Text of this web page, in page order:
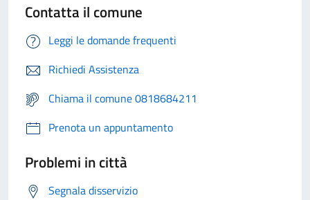
Contatta il comune
Leggi le domande frequenti
Richiedi Assistenza
Chiama il comune 0818684211
Prenota un appuntamento
Problemi in città
Segnala disservizio